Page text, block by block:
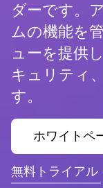
ダーです。
ムの機能を
ューを提供
キュリティ
す。
ホワイトペ
無料トライアル